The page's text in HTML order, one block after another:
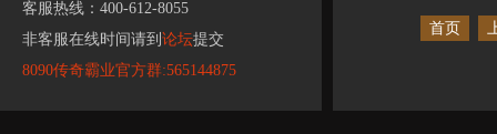
客服热线：400-612-8055
非客服在线时间请到 论坛提交
8090传奇霸业官方群:565144875
首页